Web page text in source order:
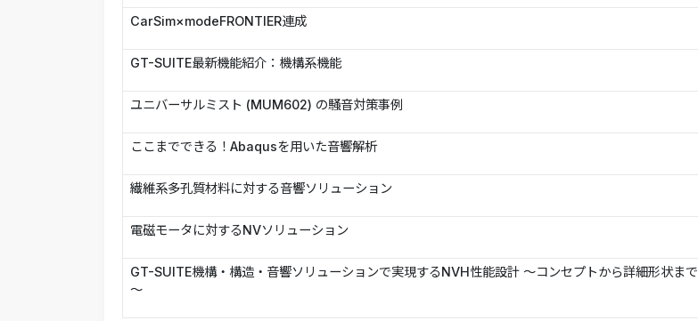
CarSim×modeFRONTIER連成
GT-SUITE最新機能紹介：機構系機能
ユニバーサルミスト (MUM602) の騒音対策事例
ここまでできる！Abaqusを用いた音響解析
繊維系多孔質材料に対する音響ソリューション
電磁モータに対するNVソリューション
GT-SUITE機構・構造・音響ソリューションで実現するNVH性能設計 ～コンセプトから詳細形状まで
～